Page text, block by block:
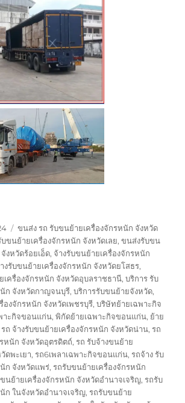
Tags
ขนส่ง รถ รับขนย้ายเครื่องจักรหนัก จังหวัด
ขนย้ายเครื่องจักรหนัก จังหวัดเลย,ขนส่งรับขน
งหวัดร้อยเอ็ด, จ้างรับขนย้ายเครื่องจักรหนัก
งรับขนย้ายเครื่องจักรหนัก จังหวัดยโสธร,
เครื่องจักรหนัก จังหวัดอุบลราชธานี,บริการ รับ
ก จังหวัดกาญจนบุรี,บริการรับขนย้ายจังหวัด,
องจักรหนัก จังหวัดเพชรบุรี,บริษัทย้ายเฉพาะกิจ
าะกิจขอนแก่น,พิกัดย้ายเฉพาะกิจขอนแก่น, ย้าย
รถ จ้างรับขนย้ายเครื่องจักรหนัก จังหวัดน่าน,รถ
หนัก จังหวัดอุตรดิตถ์,รถ รับจ้างขนย้าย
ดพะเยา,รถ6เพลาเฉพาะกิจขอนแก่น,รถจ้าง รับ
ก จังหวัดแพร่,รถรับขนย้ายเครื่องจักรหนัก
นย้ายเครื่องจักรหนัก จังหวัดอำนาจเจริญ,รถรับ
ก ในจังหวัดอำนาจเจริญ,รถรับขนย้าย